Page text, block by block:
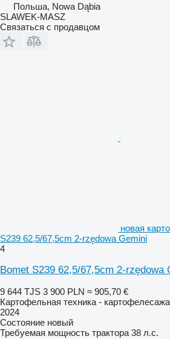
Польша, Nowa Dąbia
SLAWEK-MASZ
Связаться с продавцом
новая
S239 62,5/67,5cm 2-rzędowa Gemini
4
Bomet S239 62,5/67,5cm 2-rzędowa
9 644 TJS 3 900 PLN ≈ 905,70 €
Картофельная техника -
2024
Состояние новый
Требуемая мощность трактора 38 л.с.